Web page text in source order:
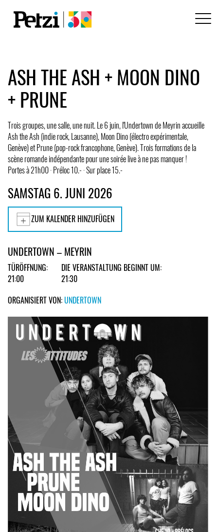
ASH THE ASH + MOON DINO
+ PRUNE
Trois groupes, une salle, une nuit. Le 6 juin, l'Undertown de Meyrin accueille
Ash the Ash (indie rock, Lausanne), Moon Dino (électro expérimentale,
Genève) et Prune (pop-rock francophone, Genève). Trois formations de la
scène romande indépendante pour une soirée live à ne pas manquer !
Portes à 21h00 · Préloc 10.- · Sur place 15.-
SAMSTAG 6. JUNI 2026
ZUM KALENDER HINZUFÜGEN
UNDERTOWN – MEYRIN
TÜRÖFFNUNG:
21:00
DIE VERANSTALTUNG BEGINNT UM:
21:30
ORGANISIERT VON:UNDERTOWN